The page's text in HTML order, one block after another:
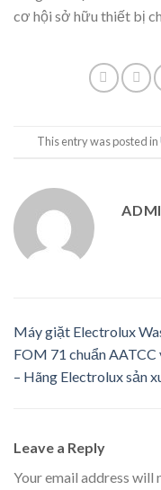
cơ hội sở hữu thiết bị
This entry was posted in
Máy giặt Electrolux
FOM 71 chuẩn AATCC
– Hãng Electrolux sản
Leave a Reply
Your email address will